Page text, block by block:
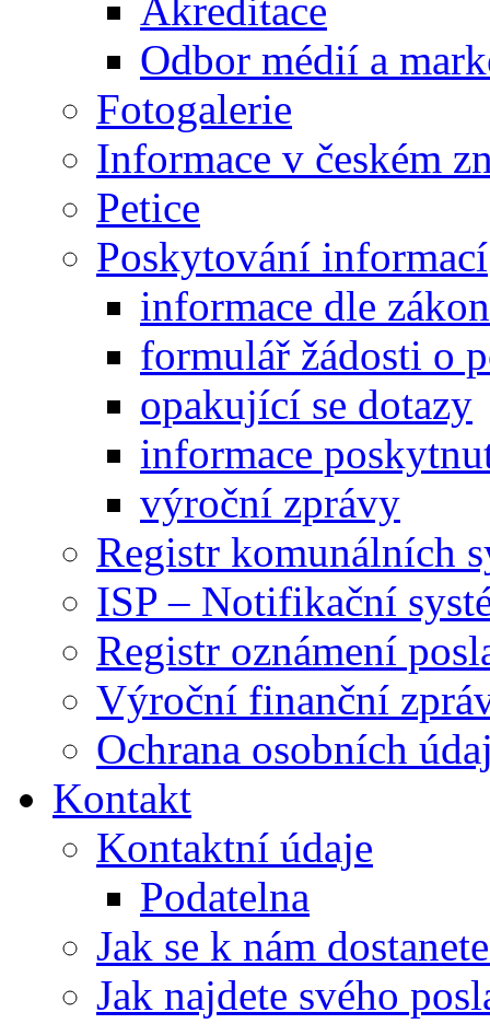
Akreditace
Odbor médií a
Fotogalerie
Informace v českém
Petice
Poskytování informací
informace dle
formulář žádosti o
opakující se dotazy
informace
výroční zprávy
Registr komunálních
ISP – Notifikační
Registr oznámení
Výroční finanční
Ochrana osobních
Kontakt
Kontaktní údaje
Podatelna
Jak se k nám
Jak najdete svého